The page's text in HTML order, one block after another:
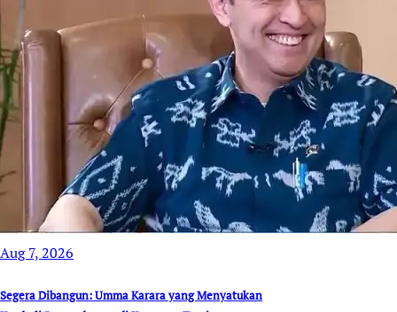
Aug 7, 2026
Segera Dibangun: Umma Karara yang Menyatukan